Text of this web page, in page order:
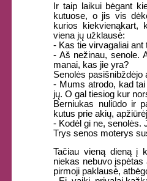
Ir taip laikui bėgant
kutuose, o jis vis
kurios kiekvienąkart,
viena jų užklausė:
- Kas tie virvagaliai ant
- Aš nežinau, senole.
manai, kas jie yra?
Senolės
- Mums atrodo, kad
jų. O gal tiesiog kur
Berniukas nuliūdo ir
kutus prie akių,
- Kodėl gi ne, senolės.
Trys senos moterys
Tačiau vieną dieną į
niekas nebuvo
pirmoji paklausė,